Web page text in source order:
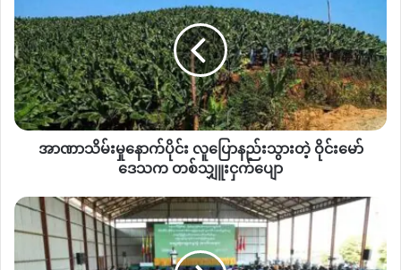
သေဆုံးသွားခဲ့တာလည်း ဖြစ်ပါတယ်။
ဧပြီ ၁ ရက် အထက(၃)စာသင်ကျောင်းဘေး ဗလီဘေးနားကနေ စူ
ပါကတ်ဆိုင်ကယ်မောင်းပြီး ထွက်လာတဲ့အမျိုးသား
ကိုscoopyဆိုင်ကယ် မောင်းလာတဲ့ အမျိုးသားက လမ်းကျော်
နောက်ပိုင်း
လူ
ပြော
နည်း
သွား
တဲ့
ဝိုင်း
တ
သျှူး
ငှက်ပျော
အာဏာသိမ်းမှုနောက်ပိုင်း လူပြောနည်းသွားတဲ့ ဝိုင်းမော်
ဒေသက တစ်သျှူးငှက်ပျော
ထောက်ပံ့
ခေါင်းစဉ်
နဲ့